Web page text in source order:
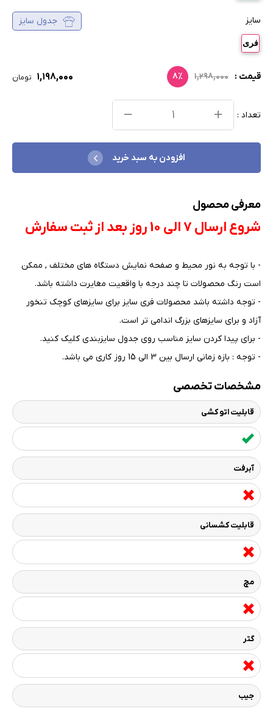
سایز جدول سایز
فری
قیمت : ۱,۲۹۸,۰۰۰ ۸٪ ۱,۱۹۸,۰۰۰ تومان
تعداد :
افزودن به سبد خرید
معرفی محصول
شروع ارسال 7 الی 10 روز بعد از ثبت سفارش
- با توجه به نور محیط و صفحه نمایش دستگاه های مختلف , ممکن
است رنگ محصولات تا چند درجه با واقعیت مغایرت داشته باشد.
- توجه داشته باشد محصولات فری سایز برای سایزهای کوچک تنخور
آزاد و برای سایزهای بزرگ اندامی تر است.
- برای پیدا کردن سایز مناسب روی جدول سایزبندی کلیک کنید.
- توجه : بازه زمانی ارسال بین 3 الی 15 روز کاری می باشد.
مشخصات تخصصی
قابلیت اتو کشی
آبرفت
قابلیت کشسانی
مچ
گتر
جیب